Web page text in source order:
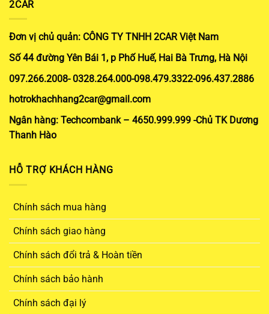
2CAR
Đơn vị chủ quản: CÔNG TY TNHH 2CAR Việt Nam
Số 44 đường Yên Bái 1, p Phố Huế, Hai Bà Trưng, Hà Nội
097.266.2008- 0328.264.000-098.479.3322-096.437.2886
hotrokhachhang2car@gmail.com
Ngân hàng: Techcombank – 4650.999.999 -Chủ TK Dương
Thanh Hào
HỖ TRỢ KHÁCH HÀNG
Chính sách mua hàng
Chính sách giao hàng
Chính sách đổi trả & Hoàn tiền
Chính sách bảo hành
Chính sách đại lý